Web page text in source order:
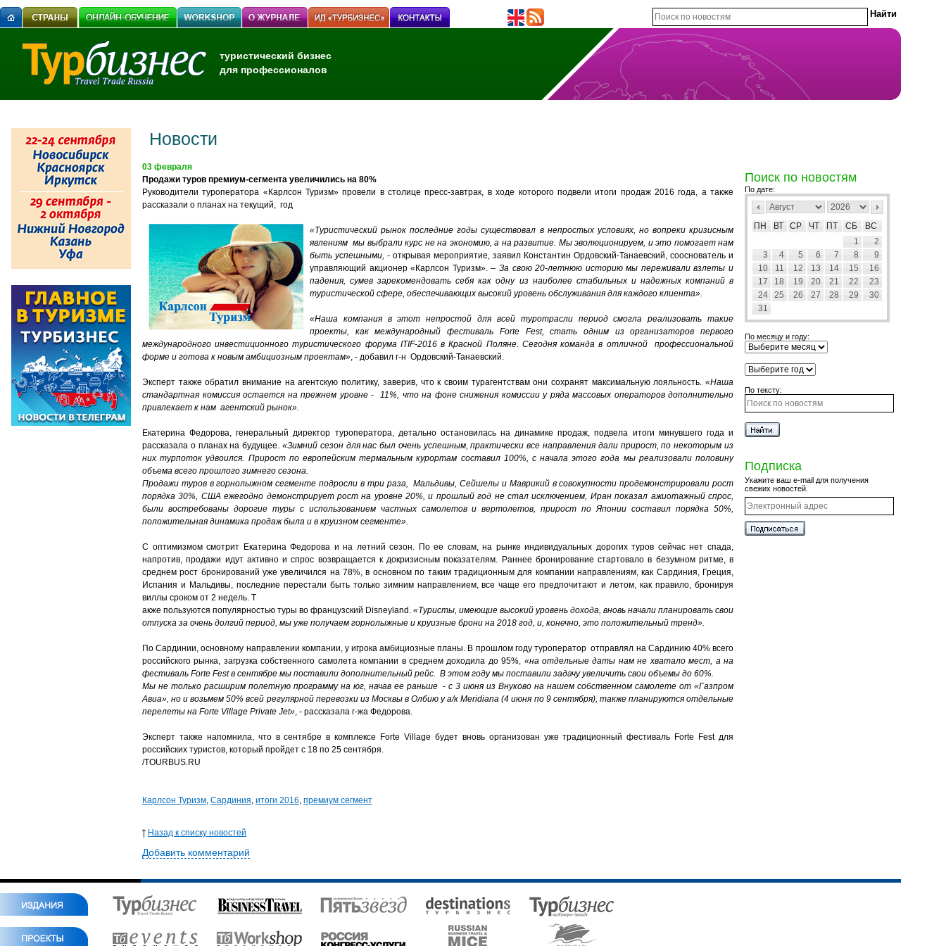
туристический бизнес
для профессионалов
Новости
03 февраля
Продажи туров премиум-сегмента увеличились на 80%
Руководители туроператора «Карлсон Туризм» провели в столице пресс-завтрак, в ходе которого подвели итоги продаж 2016 года, а также
рассказали о планах на текущий, год
«Туристический рынок последние годы существовал в непростых условиях, но вопреки кризисным
явлениям мы выбрали курс не на экономию, а на развитие. Мы эволюционируем, и это помогает нам
быть успешными, - открывая мероприятие, заявил Константин Ордовский-Танаевский, сооснователь и
управляющий акционер «Карлсон Туризм». – За свою 20-летнюю историю мы переживали взлеты и
падения, сумев зарекомендовать себя как одну из наиболее стабильных и надежных компаний в
туристической сфере, обеспечивающих высокий уровень обслуживания для каждого клиента».
«Наша компания в этот непростой для всей туротрасли период смогла реализовать такие
проекты, как международный фестиваль Forte Fest, стать одним из организаторов первого
международного инвестиционного туристического форума ITIF-2016 в Красной Поляне. Сегодня команда в отличной профессиональной
форме и готова к новым амбициозным проектам», - добавил г-н Ордовский-Танаевский.
Эксперт также обратил внимание на агентскую политику, заверив, что к своим турагентствам они сохранят максимальную лояльность. «Наша
стандартная комиссия остается на прежнем уровне - 11%, что на фоне снижения комиссии у ряда массовых операторов дополнительно
привлекает к нам агентский рынок».
Екатерина Федорова, генеральный директор туроператора, детально остановилась на динамике продаж, подвела итоги минувшего года и
рассказала о планах на будущее. «Зимний сезон для нас был очень успешным, практически все направления дали прирост, по некоторым из
них турпоток удвоился. Прирост по европейским термальным курортам составил 100%, с начала этого года мы реализовали половину
объема всего прошлого зимнего сезона.
Продажи туров в горнолыжном сегменте подросли в три раза, Мальдивы, Сейшелы и Маврикий в совокупности продемонстрировали рост
порядка 30%, США ежегодно демонстрирует рост на уровне 20%, и прошлый год не стал исключением, Иран показал ажиотажный спрос,
были востребованы дорогие туры с использованием частных самолетов и вертолетов, прирост по Японии составил порядка 50%,
положительная динамика продаж была и в круизном сегменте».
С оптимизмом смотрит Екатерина Федорова и на летний сезон. По ее словам, на рынке индивидуальных дорогих туров сейчас нет спада,
напротив, продажи идут активно и спрос возвращается к докризисным показателям. Раннее бронирование стартовало в безумном ритме, в
среднем рост бронирований уже увеличился на 78%, в основном по таким традиционным для компании направлениям, как Сардиния, Греция,
Испания и Мальдивы, последние перестали быть только зимним направлением, все чаще его предпочитают и летом, как правило, бронируя
виллы сроком от 2 недель. Т
акже пользуются популярностью туры во французский Disneyland. «Туристы, имеющие высокий уровень дохода, вновь начали планировать свои
отпуска за очень долгий период, мы уже получаем горнолыжные и круизные брони на 2018 год, и, конечно, это положительный тренд».
По Сардинии, основному направлении компании, у игрока амбициозные планы. В прошлом году туроператор отправлял на Сардинию 40% всего
российского рынка, загрузка собственного самолета компании в среднем доходила до 95%, «на отдельные даты нам не хватало мест, а на
фестиваль Forte Fest в сентябре мы поставили дополнительный рейс. В этом году мы поставили задачу увеличить свои объемы до 60%.
Мы не только расширим полетную программу на юг, начав ее раньше - с 3 июня из Внуково на нашем собственном самолете от «Газпром
Авиа», но и возьмем 50% всей регулярной перевозки из Москвы в Олбию у а/к Meridiana (4 июня по 9 сентября), также планируются отдельные
перелеты на Forte Village Private Jet», - рассказала г-жа Федорова.
Эксперт также напомнила, что в сентябре в комплексе Forte Village будет вновь организован уже традиционный фестиваль Forte Fest для
российских туристов, который пройдет с 18 по 25 сентября.
/TOURBUS.RU
Карлсон Туризм, Сардиния, итоги 2016, премиум сегмент
Назад к списку новостей
Добавить комментарий
Поиск по новостям
По дате:
ПН ВТ СР ЧТ ПТ СБ
ВС
1
2
3
4 5 6 7 8
9
10
11 12 13 14 15
16
17
18 19 20 21 22
23
24
25 26 27 28 29
30
31
По месяцу и году:
По тексту:
Подписка
Укажите ваш e-mail для получения
свежих новостей.